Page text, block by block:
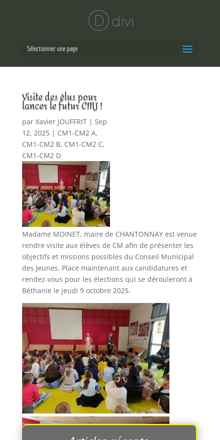
Sélectionner une page
Visite des élus pour
lancer le futur CMJ !
par Xavier JOUFFRIT| Sep
12, 2025| CM1-CM2 A,
CM1-CM2 B, CM1-CM2 C,
CM1-CM2 D
Madame MOINET, maire de CHANTONNAY est venue
rendre visite aux élèves de CM afin de présenter les
objectifs et missions possibles du Conseil Municipal
des Jeunes. Place maintenant aux candidatures et
rendez-vous pour les élections qui se dérouleront à
Béthanie le jeudi 9 octobre 2025.